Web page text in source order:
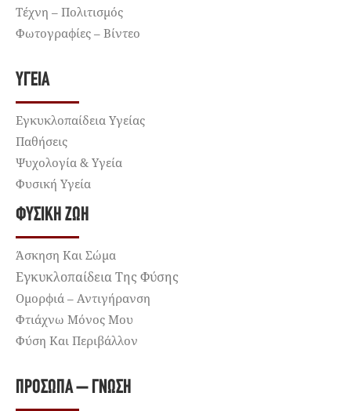
Τέχνη – Πολιτισμός
Φωτογραφίες – Βίντεο
ΥΓΕΊΑ
Εγκυκλοπαίδεια Υγείας
Παθήσεις
Ψυχολογία & Υγεία
Φυσική Υγεία
ΦΥΣΙΚΉ ΖΩΉ
Άσκηση Και Σώμα
Εγκυκλοπαίδεια Της Φύσης
Ομορφιά – Αντιγήρανση
Φτιάχνω Μόνος Μου
Φύση Και Περιβάλλον
ΠΡΌΣΩΠΑ – ΓΝΏΣΗ